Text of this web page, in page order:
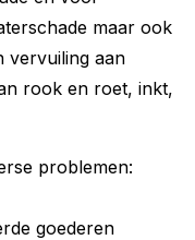
maar ook
vervuiling aan
rook en roet, inkt,
problemen:
goederen